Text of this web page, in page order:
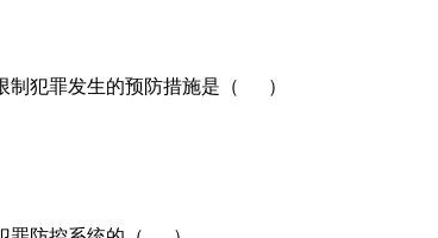
制犯罪发生的预防措施是（ ）